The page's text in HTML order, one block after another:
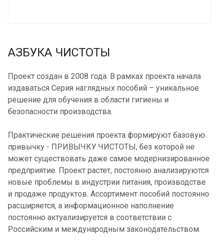
АЗБУКА ЧИСТОТЫ
Проект создан в 2008 года. В рамках проекта начала
издаваться Серия наглядных пособий – уникальное
решение для обучения в области гигиены и
безопасности производства.
Практические решения проекта формируют базовую
привычку - ПРИВЫЧКУ ЧИСТОТЫ, без которой не
может существовать даже самое модернизированное
предприятие. Проект растет, постоянно анализируются
новые проблемы в индустрии питания, производстве
и продаже продуктов. Ассортимент пособий постоянно
расширяется, а информационное наполнение
постоянно актуализируется в соответствии с
Российским и международным законодательством.